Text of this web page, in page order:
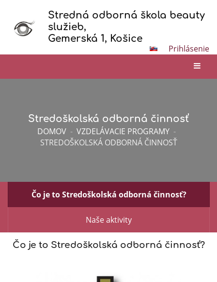
Stredná odborná škola beauty
služieb,
Gemerská 1, Košice
Prihlásenie
Stredoškolská odborná činnosť
DOMOV - VZDELÁVACIE PROGRAMY -
STREDOŠKOLSKÁ ODBORNÁ ČINNOSŤ
Čo je to Stredoškolská odborná činnosť?
Naše aktivity
Čo je to Stredoškolská odborná činnosť?